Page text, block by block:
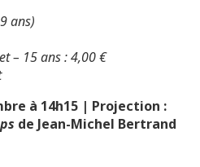
ans)
– 15 ans :4,00 €
à 14h15 | Projection :
de Jean-Michel Bertrand